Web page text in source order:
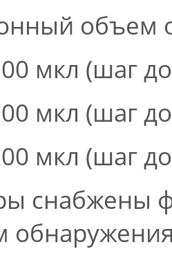
объем
мкл (шаг
мкл (шаг
мкл (шаг
снабжены